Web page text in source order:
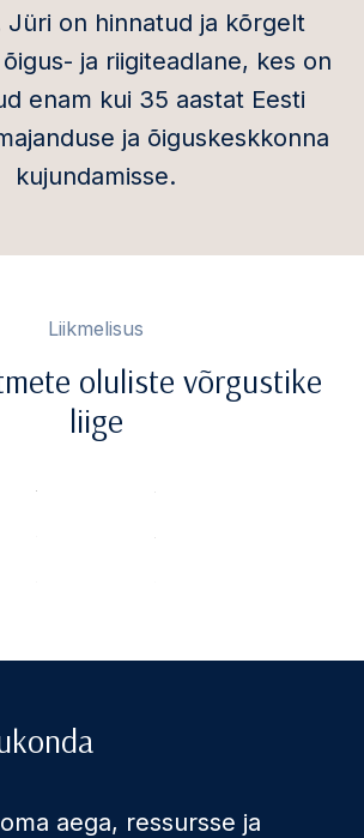
Jüri on hinnatud ja kõrgelt
ja riigiteadlane, kes on
enam kui 35 aastat Eesti
ja õiguskeskkonna
kujundamisse.
Liikmelisus
oluliste võrgustike
liige
aega, ressursse ja